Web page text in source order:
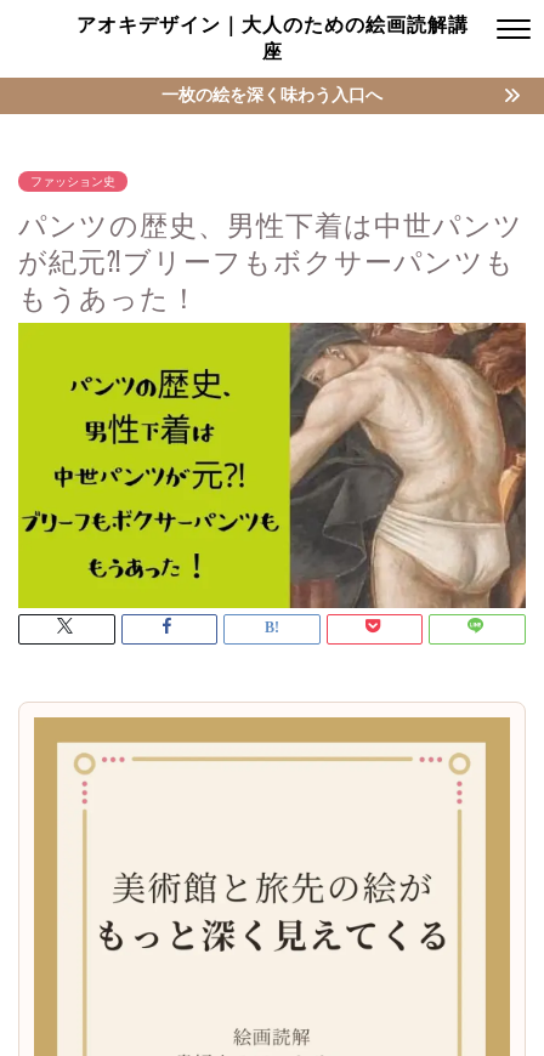
アオキデザイン｜大人のための絵画読解講
座
一枚の絵を深く味わう入口へ
ファッション史
パンツの歴史、男性下着は中世パンツ
が紀元⁈ブリーフもボクサーパンツも
もうあった！